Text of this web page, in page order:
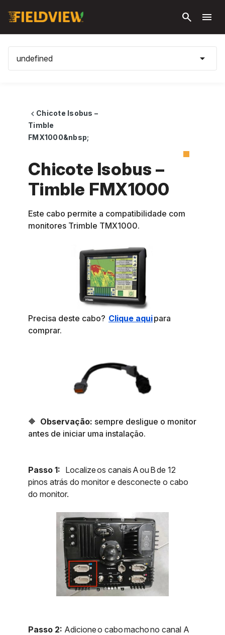
principal
search menu
undefined arrow_drop_down
chevron_leftChicote Isobus –
Timble
FMX1000&nbsp;
Chicote Isobus –
Timble FMX1000
Este cabo permite a compatibilidade com
monitores Trimble TMX1000.
Precisa deste cabo? Clique aquipara
comprar.
🔶 Observação: sempre desligue o monitor
antes de iniciar uma instalação.
Passo 1: Localize os canais A ou B de 12
pinos atrás do monitor e desconecte o cabo
do monitor.
Passo 2: Adicione o cabo macho no canal A